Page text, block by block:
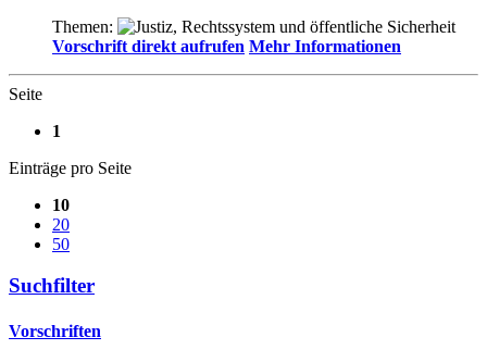
Themen:
Vorschrift direkt aufrufen Mehr Informationen
Seite
1
Einträge pro Seite
10
20
50
Suchfilter
Vorschriften